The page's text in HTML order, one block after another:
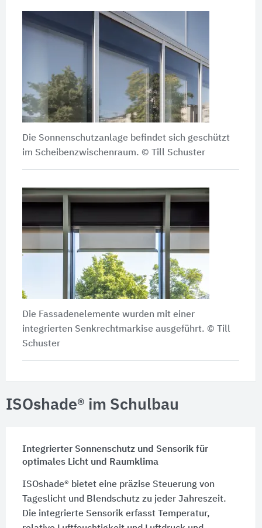
Die Sonnenschutzanlage befindet sich geschützt
im Scheibenzwischenraum. © Till Schuster
Die Fassadenelemente wurden mit einer
integrierten Senkrechtmarkise ausgeführt. © Till
Schuster
ISOshade® im Schulbau
Integrierter Sonnenschutz und Sensorik für
optimales Licht und Raumklima
ISOshade® bietet eine präzise Steuerung von
Tageslicht und Blendschutz zu jeder Jahreszeit.
Die integrierte Sensorik erfasst Temperatur,